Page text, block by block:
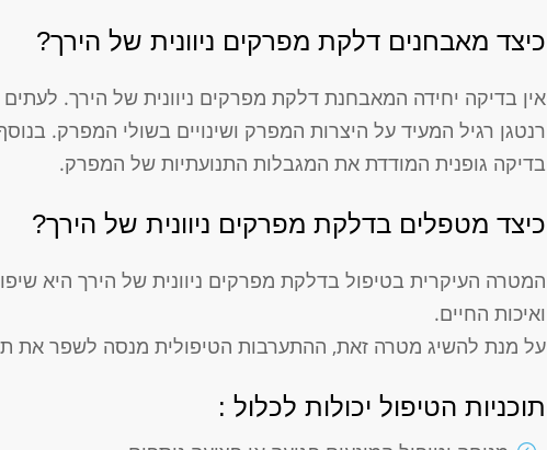
כיצד מאבחנים דלקת מפרקים ניוונית של הירך?
אין בדיקה יחידה המאבחנת דלקת מפרקים ניוונית של הירך.
רנטגן רגיל המעיד על היצרות המפרק ושינויים בשולי המפרק.
בדיקה גופנית המודדת את המגבלות התנועתיות של המפרק.
כיצד מטפלים בדלקת מפרקים ניוונית של הירך?
המטרה העיקרית בטיפול בדלקת מפרקים ניוונית של הירך היא
ואיכות החיים.
על מנת להשיג מטרה זאת, ההתערבות הטיפולית מנסה לשפר את
תוכניות הטיפול יכולות לכלול :